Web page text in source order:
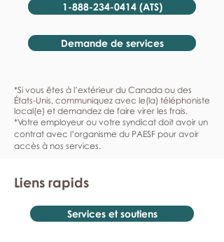
1-888-234-0414 (ATS)
Demande de services
*Si vous êtes à l’extérieur du Canada ou des
États-Unis, communiquez avec le(la) téléphoniste
local(e) et demandez de faire virer les frais.
*Votre employeur ou votre syndicat doit avoir un
contrat avec l’organisme du PAESF pour avoir
accès à nos services.
Liens rapids
Services et soutiens